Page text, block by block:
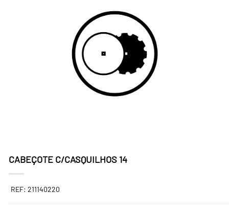
CABEÇOTE C/CASQUILHOS 14
REF: 211140220